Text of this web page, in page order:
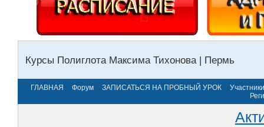
Курсы Полиглота Максима Тихонова | Пермь
ГЛАВНАЯ Форум ЗАПИСАТЬСЯ НА ПРОБНЫЙ УРОК
Участники